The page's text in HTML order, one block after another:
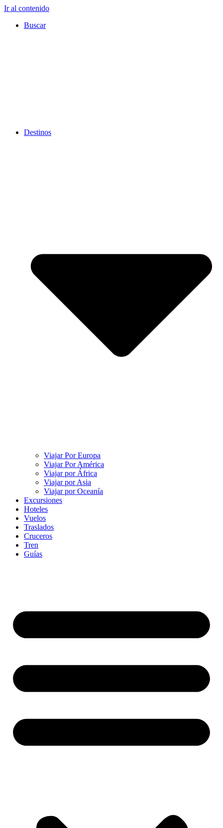
Ir al contenido
Buscar
Destinos
Viajar Por Europa
Viajar Por América
Viajar por África
Viajar por Asia
Viajar por Oceanía
Excursiones
Hoteles
Vuelos
Traslados
Cruceros
Tren
Guías